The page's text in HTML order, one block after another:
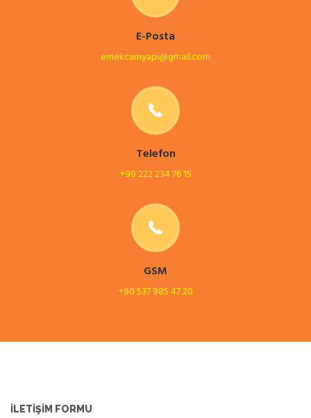
E-Posta
emekcamyapi gmail.com
Telefon
+90 222 234 76 15
GSM
+90 537 985 47 20
İLETIŞIM FORMU